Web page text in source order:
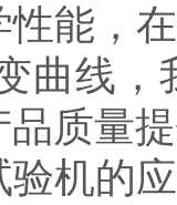
能，
曲线
质量
机的